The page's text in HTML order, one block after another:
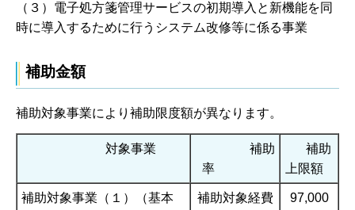
（３）電子処方箋管理サービスの初期導入と新機能を同
時に導入するために行うシステム改修等に係る事業
補助金額
補助対象事業により補助限度額が異なります。
対象事業
補助
率
補助
上限額
補助対象事業（１）（基本
補助対象経費
97,000